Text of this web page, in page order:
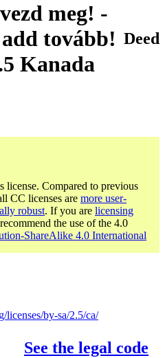
meg! -
tovább!
Kanada
Deed
license. Compared to previous
CC licenses are more user-
robust. If you are licensing
the use of the 4.0
ShareAlike 4.0 International
licenses/by-sa/2.5/ca/
See the legal code